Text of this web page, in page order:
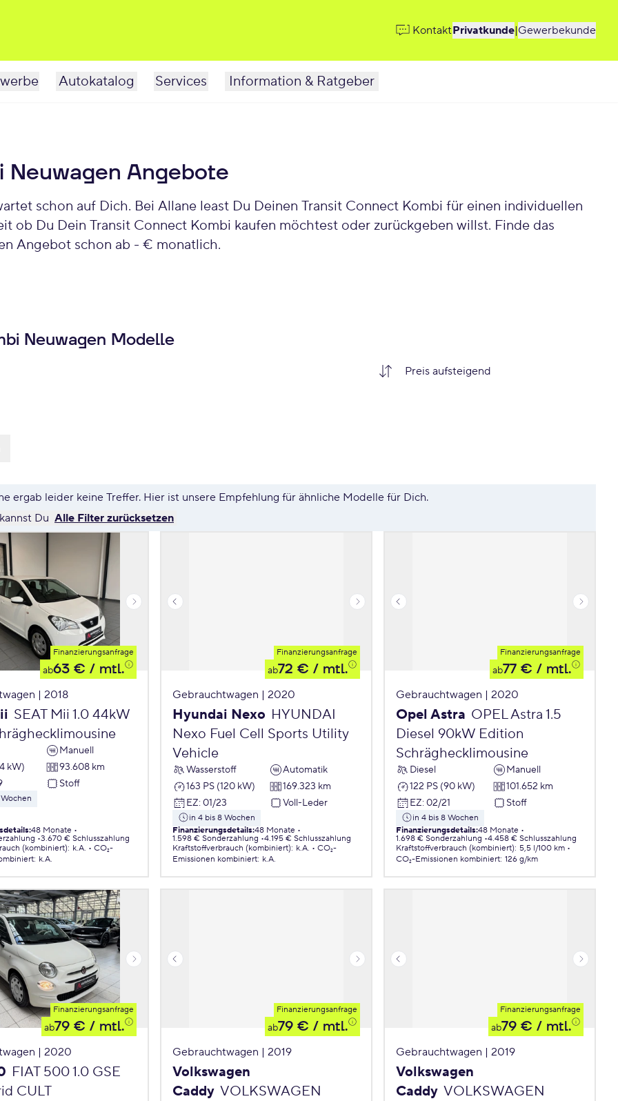
KontaktPrivatkunde|Gewerbekunde
Autokatalog Services Information & Ratgeber
Neuwagen Angebote
schon auf Dich. Bei Allane least Du Deinen Transit Connect Kombi für einen individuellen
ob Du Dein Transit Connect Kombi kaufen möchtest oder zurückgeben willst. Finde das
Angebot schon ab - € monatlich.
Neuwagen Modelle
ergab leider keine Treffer. Hier ist unsere Empfehlung für ähnliche Modelle für Dich.
Du Alle Filter zurücksetzen
Finanzierungsanfrage
ab63 € / mtl.
| 2018
SEAT Mii 1.0 44kW
Manuell
kW)
93.608 km
Stoff
:48 Monate
3.670 € Schlusszahlung
(kombiniert): k.A.
CO₂-
: k.A.
Finanzierungsanfrage
ab72 € / mtl.
Gebrauchtwagen | 2020
Hyundai Nexo HYUNDAI
Nexo Fuel Cell Sports Utility
Vehicle
Wasserstoff
Automatik
163 PS (120 kW)
169.323 km
EZ: 01/23 Voll-Leder
in 4 bis 8 Wochen
Finanzierungsdetails:48 Monate
1.598 € Sonderzahlung 4.195 € Schlusszahlung
Kraftstoffverbrauch (kombiniert): k.A.
CO₂-
Emissionen kombiniert: k.A.
Finanzierungsanfrage
ab77 € / mtl.
Gebrauchtwagen | 2020
Opel Astra OPEL Astra 1.5
Diesel 90kW Edition
Schräghecklimousine
Diesel
Manuell
122 PS (90 kW)
101.652 km
EZ: 02/21 Stoff
in 4 bis 8 Wochen
Finanzierungsdetails:48 Monate
1.698 € Sonderzahlung 4.458 € Schlusszahlung
Kraftstoffverbrauch (kombiniert): 5,5 l/100 km
CO₂-Emissionen kombiniert: 126 g/km
Finanzierungsanfrage
ab79 € / mtl.
| 2020
FIAT 500 1.0 GSE
CULT
Finanzierungsanfrage
ab79 € / mtl.
Gebrauchtwagen | 2019
Volkswagen
Caddy VOLKSWAGEN
Finanzierungsanfrage
ab79 € / mtl.
Gebrauchtwagen | 2019
Volkswagen
Caddy VOLKSWAGEN